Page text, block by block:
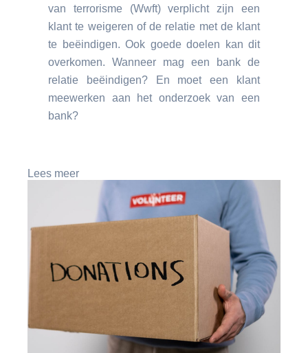
van terrorisme (Wwft) verplicht zijn een
klant te weigeren of de relatie met de klant
te beëindigen. Ook goede doelen kan dit
overkomen. Wanneer mag een bank de
relatie beëindigen? En moet een klant
meewerken aan het onderzoek van een
bank?
Lees meer